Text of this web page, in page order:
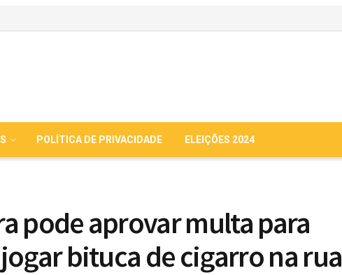
POLÍTICA DE PRIVACIDADE ELEIÇÕES 2024
pode aprovar multa para
bituca de cigarro na rua